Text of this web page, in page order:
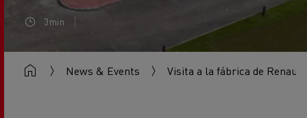
Visita a la fábrica de